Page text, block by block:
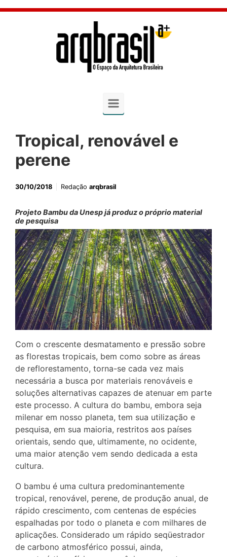
Skip to main content
Tropical, renovável e
perene
30/10/2018 Redação arqbrasil
Projeto Bambu da Unesp já produz o próprio material
de pesquisa
Com o crescente desmatamento e pressão sobre
as florestas tropicais, bem como sobre as áreas
de reflorestamento, torna-se cada vez mais
necessária a busca por materiais renováveis e
soluções alternativas capazes de atenuar em parte
este processo. A cultura do bambu, embora seja
milenar em nosso planeta, tem sua utilização e
pesquisa, em sua maioria, restritos aos países
orientais, sendo que, ultimamente, no ocidente,
uma maior atenção vem sendo dedicada a esta
cultura.
O bambu é uma cultura predominantemente
tropical, renovável, perene, de produção anual, de
rápido crescimento, com centenas de espécies
espalhadas por todo o planeta e com milhares de
aplicações. Considerado um rápido seqüestrador
de carbono atmosférico possui, ainda,